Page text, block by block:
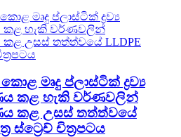
මෘදු ප්ලාස්ටික් ද්‍රව්‍ය
කළ හැකි වර්ණවලින්
කළ උසස් තත්ත්වයේ
ස්ට්‍රෙච් චිත්‍රපටය